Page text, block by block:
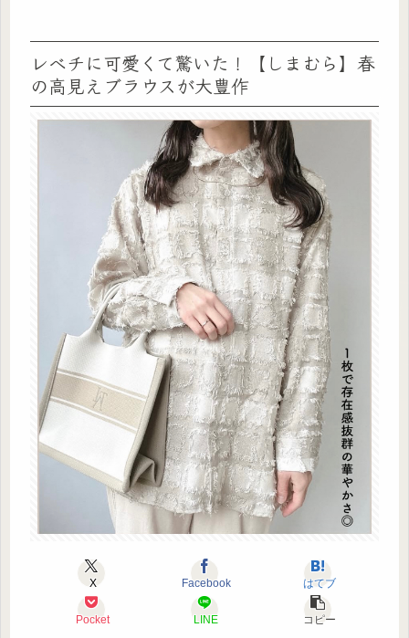
レベチに可愛くて驚いた！【しまむら】春
の高見えブラウスが大豊作
X Facebook はてブ
Pocket LINE コピー